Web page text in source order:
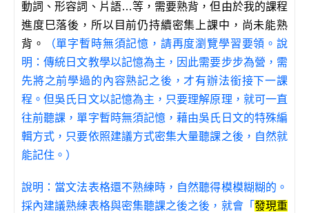
動詞、形容詞、片語…等，需要熟背，但由於我的課程
進度巳落後，所以目前仍持續密集上課中，尚未能熟
背。
（單字暫時無須記憶，請再度瀏覽學習要領。說
明：傳統日文教學以記憶為主，因此需要步步為營，需
先將之前學過的內容熟記之後，才有辦法銜接下一課
程。但吳氏日文以記憶為主，只要理解原理，就可一直
往前聽課，單字暫時無須記憶，藉由吳氏日文的特殊編
輯方式，只要依照建議方式密集大量聽課之後，自然就
能記住。）
說明： 當文法表格還不熟練時，自然聽得模模糊糊的。
採內建議熟練表格與密集聽課之後之後，就會「 發現重